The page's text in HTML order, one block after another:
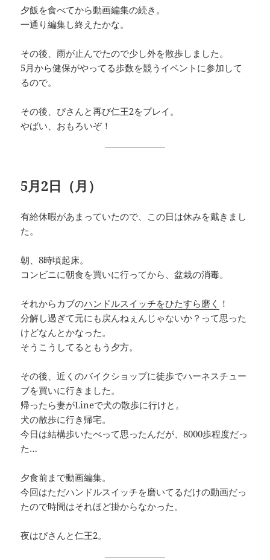
夕飯を食べてから動画編集の続き。
一通り編集し終えたかな。
その後、雨が止んでたので少し外を散歩しました。
5月から健保がやってる歩数を競うイベントに参加して
るので。
その後、ぴさんと再び仁王2をプレイ。
やばい、おもろいぞ！
5月2日（月）
有給休暇があまっていたので、この日は休みを戴きまし
た。
朝、8時頃起床。
コンビニに朝食を買いに行ってから、盆栽の消毒。
それからカブのハンドルスイッチをひたすら磨く ！
分解し過ぎて元にも戻んねぇんじゃないか？って思った
けどなんとかなった。
そうこうしてるともう夕方。
その後、近くのバイクショップに徒歩でハーネスチュー
ブを買いに行きました。
帰ったら妻がLineで犬の散歩に行けと。
犬の散歩に行き帰宅。
今日は結構歩いたべって思ったんだが、8000歩程度だっ
た…
夕食前まで動画編集。
今回はただハンドルスイッチを磨いてるだけの動画だっ
たので時間はそれほど掛からなかった。
夜はぴさんと仁王2。